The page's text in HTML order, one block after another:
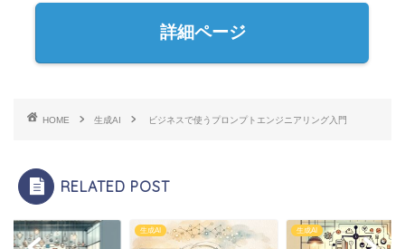
詳細ページ
HOME 生成AI ビジネスで使うプロンプトエンジニアリング入門
RELATED POST
生成AI 生成AI